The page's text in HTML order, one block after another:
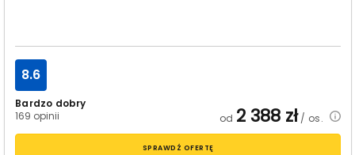
Bardzo dobry
169 opinii
8.6
od 2 388 zł/ os.
SPRAWDŹ OFERTĘ